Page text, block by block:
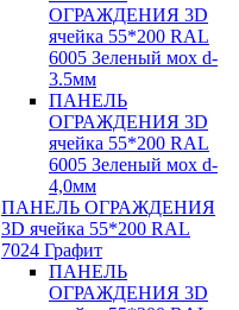
ОГРАЖДЕНИЯ 3D
ячейка 55*200 RAL
6005 Зеленый мох d-
3.5мм
ПАНЕЛЬ
ОГРАЖДЕНИЯ 3D
ячейка 55*200 RAL
6005 Зеленый мох d-
4,0мм
ПАНЕЛЬ ОГРАЖДЕНИЯ
3D ячейка 55*200 RAL
7024 Графит
ПАНЕЛЬ
ОГРАЖДЕНИЯ 3D